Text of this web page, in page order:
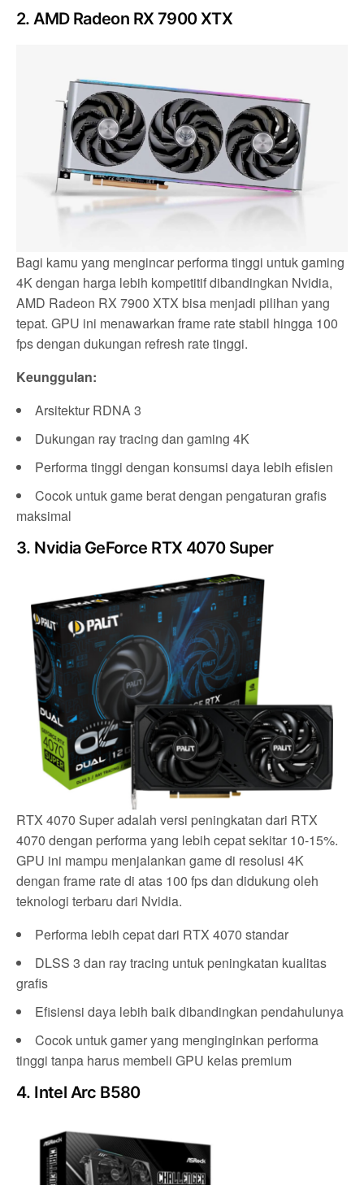
2. AMD Radeon RX 7900 XTX
Bagi kamu yang mengincar performa tinggi untuk gaming
4K dengan harga lebih kompetitif dibandingkan Nvidia,
AMD Radeon RX 7900 XTX bisa menjadi pilihan yang
tepat. GPU ini menawarkan frame rate stabil hingga 100
fps dengan dukungan refresh rate tinggi.
Keunggulan:
Arsitektur RDNA 3
Dukungan ray tracing dan gaming 4K
Performa tinggi dengan konsumsi daya lebih efisien
Cocok untuk game berat dengan pengaturan grafis
maksimal
3. Nvidia GeForce RTX 4070 Super
RTX 4070 Super adalah versi peningkatan dari RTX
4070 dengan performa yang lebih cepat sekitar 10-15%.
GPU ini mampu menjalankan game di resolusi 4K
dengan frame rate di atas 100 fps dan didukung oleh
teknologi terbaru dari Nvidia.
Performa lebih cepat dari RTX 4070 standar
DLSS 3 dan ray tracing untuk peningkatan kualitas
grafis
Efisiensi daya lebih baik dibandingkan pendahulunya
Cocok untuk gamer yang menginginkan performa
tinggi tanpa harus membeli GPU kelas premium
4. Intel Arc B580